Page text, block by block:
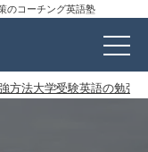
のコーチング英語塾
方法大学受験英語の勉強法